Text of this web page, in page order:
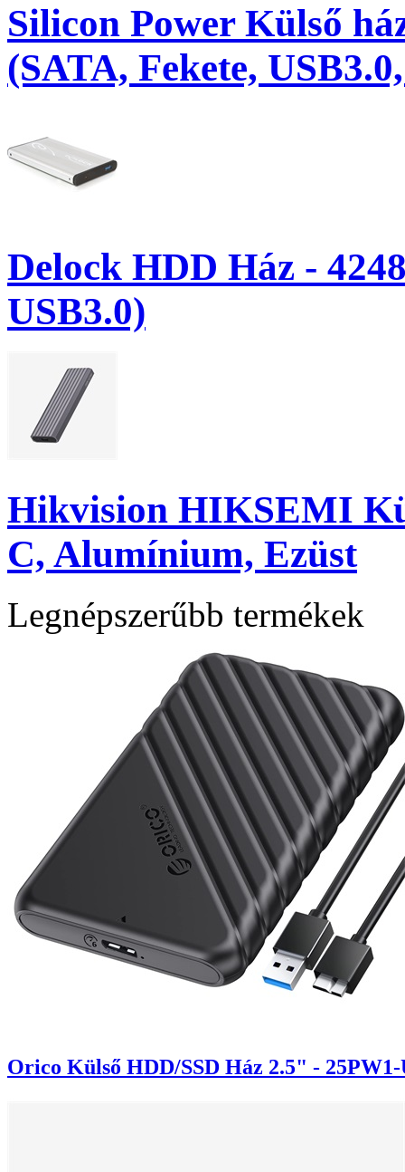
Silicon Power Külső
(SATA, Fekete,
Delock HDD Ház -
USB3.0)
Hikvision HIKSEMI
C, Alumínium, Ezüst
Legnépszerűbb termékek
Orico Külső HDD/SSD Ház 2.5" -